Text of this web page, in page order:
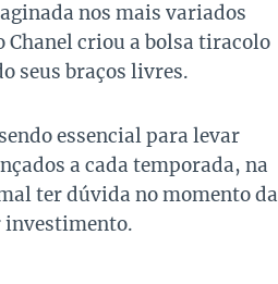
nos mais variados
Chanel criou a bolsa tiracolo
seus braços livres.
essencial para levar
a cada temporada, na
ter dúvida no momento da
investimento.